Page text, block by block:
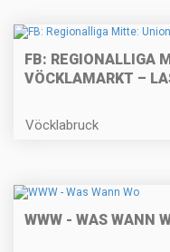
FB: REGIONALLIGA
VÖCKLAMARKT –
Vöcklabruck
WWW - WAS WANN